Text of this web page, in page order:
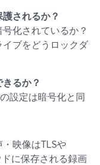
されるか？
化されているか？
ブをどうロックダ
るか？
設定は暗号化と同
映像はTLSや
に保存される録画